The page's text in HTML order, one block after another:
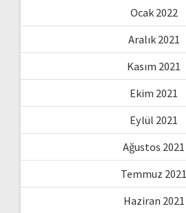
Ocak 2022
Aralık 2021
Kasım 2021
Ekim 2021
Eylül 2021
Ağustos 2021
Temmuz 2021
Haziran 2021